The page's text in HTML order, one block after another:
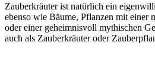
Zauberkräuter ist natürlich ein
ebenso wie Bäume, Pflanzen mit einer
oder einer geheimnisvoll mythischen
auch als Zauberkräuter oder